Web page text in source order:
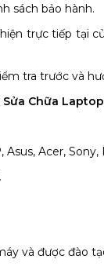
sách bảo hành.
trực tiếp tại
tra trước và
Chữa Laptop
Acer, Sony,
và được đào